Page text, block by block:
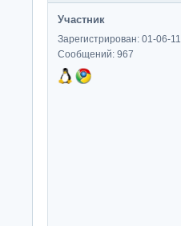
Участник
Зарегистрирован: 01-06-11
Сообщений: 967